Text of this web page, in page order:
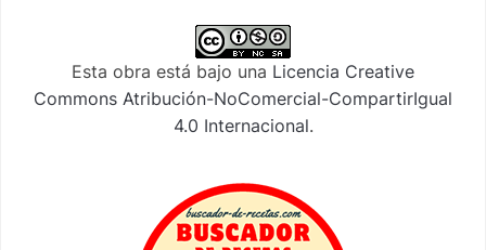
Esta obra está bajo una Licencia Creative
Commons Atribución-NoComercial-CompartirIgual
4.0 Internacional.